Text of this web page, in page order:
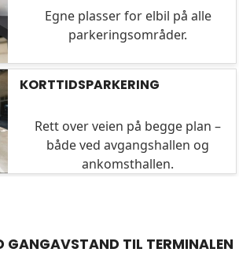
Egne plasser for elbil på alle
parkeringsområder.
KORTTIDSPARKERING
Rett over veien på begge plan –
både ved avgangshallen og
ankomsthallen.
GANGAVSTAND TIL TERMINALEN